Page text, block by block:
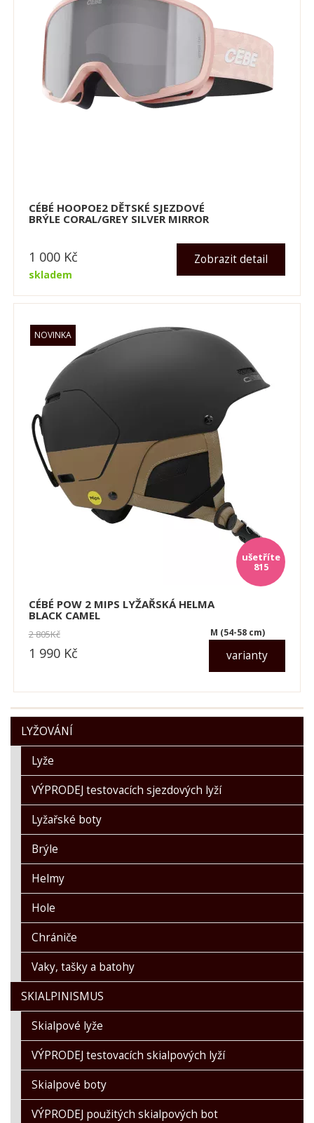
CÉBÉ HOOPOE2 DĚTSKÉ SJEZDOVÉ
BRÝLE CORAL/GREY SILVER MIRROR
skladem
Zobrazit detail
1 000 Kč
CÉBÉ POW 2 MIPS LYŽAŘSKÁ HELMA
BLACK CAMEL
varianty
M (54-58 cm)
1 990 Kč
815
2 805Kč
LYŽOVÁNÍ
Lyže
VÝPRODEJ testovacích sjezdových lyží
Lyžařské boty
Brýle
Helmy
Hole
Chrániče
Vaky, tašky a batohy
SKIALPINISMUS
Skialpové lyže
VÝPRODEJ testovacích skialpových lyží
Skialpové boty
VÝPRODEJ použitých skialpových bot